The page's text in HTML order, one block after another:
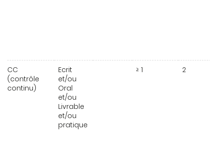
CC
(contrôle
continu)
Ecrit
et/ou
Oral
et/ou
Livrable
et/ou
pratique
≥ 1 2